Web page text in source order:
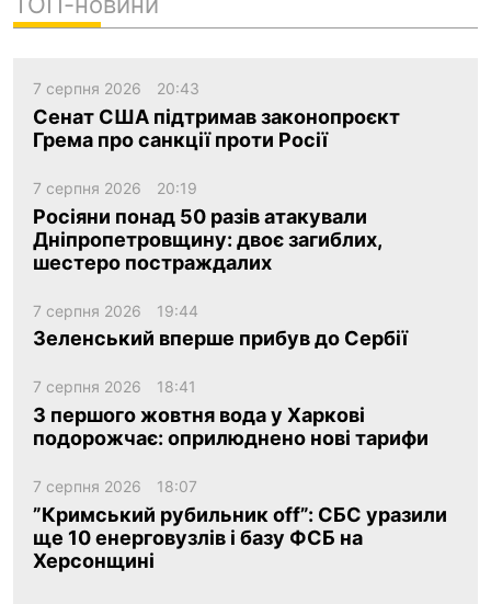
7 серпня 2026 20:43
Сенат США підтримав законопроєкт
Грема про санкції проти Росії
7 серпня 2026 20:19
Росіяни понад 50 разів атакували
Дніпропетровщину: двоє загиблих,
шестеро постраждалих
7 серпня 2026 19:44
Зеленський вперше прибув до Сербії
7 серпня 2026 18:41
З першого жовтня вода у Харкові
подорожчає: оприлюднено нові тарифи
7 серпня 2026 18:07
”Кримський рубильник off”: СБС уразили
ще 10 енерговузлів і базу ФСБ на
Херсонщині